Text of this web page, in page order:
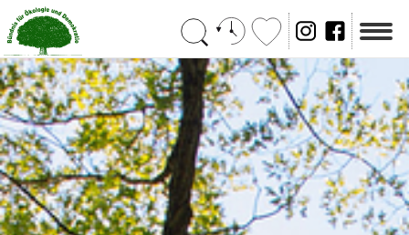
Suchen